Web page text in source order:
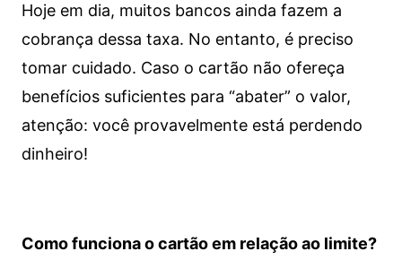
Hoje em dia, muitos bancos ainda fazem a
cobrança dessa taxa. No entanto, é preciso
tomar cuidado. Caso o cartão não ofereça
benefícios suficientes para “abater” o valor,
atenção: você provavelmente está perdendo
dinheiro!
Como funciona o cartão em relação ao limite?